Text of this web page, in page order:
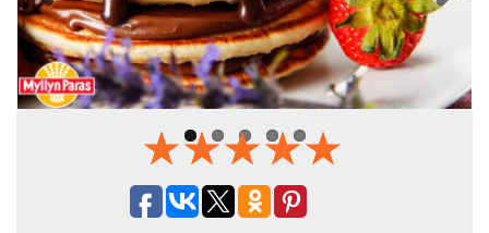
Previous